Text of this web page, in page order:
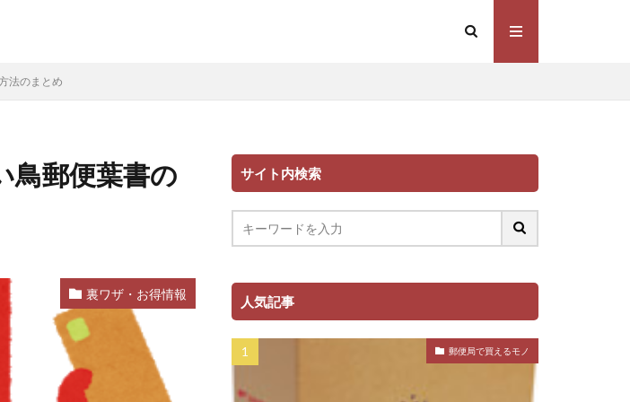
法のまとめ
鳥郵便葉書の
裏ワザ・お得情報
サイト内検索
人気記事
郵便局で買えるモノ